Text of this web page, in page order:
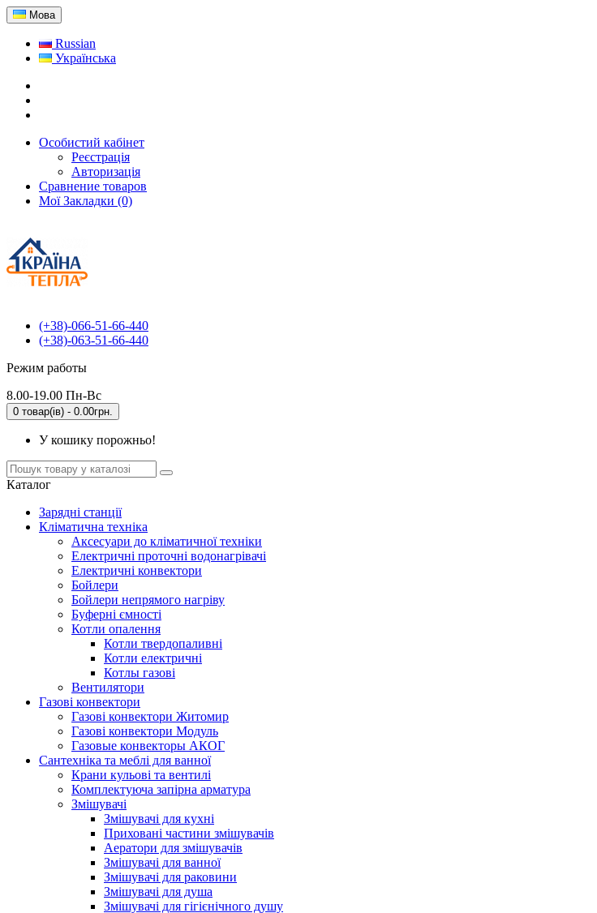
Мова
Russian
Українська
Особистий кабінет
Реєстрація
Авторизація
Сравнение товаров
Мої Закладки (0)
(+38)-066-51-66-440
(+38)-063-51-66-440
Режим работы
8.00-19.00 Пн-Вс
0 товар(ів) - 0.00грн.
У кошику порожньо!
Каталог
Зарядні станції
Кліматична техніка
Аксесуари до кліматичної техніки
Електричні проточні водонагрівачі
Електричні конвектори
Бойлери
Бойлери непрямого нагріву
Буферні ємності
Котли опалення
Котли твердопаливні
Котли електричні
Котлы газові
Вентилятори
Газові конвектори
Газові конвектори Житомир
Газові конвектори Модуль
Газовые конвекторы АКОГ
Сантехніка та меблі для ванної
Крани кульові та вентилі
Комплектуюча запірна арматура
Змішувачі
Змішувачі для кухні
Приховані частини змішувачів
Аератори для змішувачів
Змішувачі для ванної
Змішувачі для раковини
Змішувачі для душа
Змішувачі для гігієнічного душу